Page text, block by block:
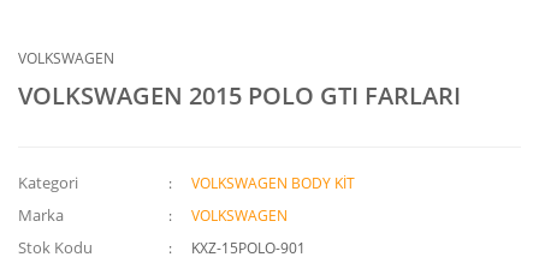
VOLKSWAGEN
VOLKSWAGEN 2015 POLO GTI FARLARI
Kategori VOLKSWAGEN BODY KİT
Marka VOLKSWAGEN
Stok Kodu KXZ-15POLO-901